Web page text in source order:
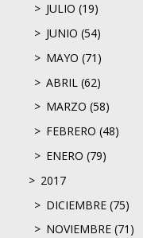
JULIO (19)
JUNIO (54)
MAYO (71)
ABRIL (62)
MARZO (58)
FEBRERO (48)
ENERO (79)
2017
DICIEMBRE (75)
NOVIEMBRE (71)